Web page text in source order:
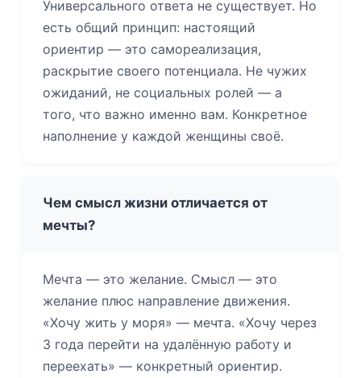
Универсального ответа не существует. Но
есть общий принцип: настоящий
ориентир — это самореализация,
раскрытие своего потенциала. Не чужих
ожиданий, не социальных ролей — а
того, что важно именно вам. Конкретное
наполнение у каждой женщины своё.
Чем смысл жизни отличается от
мечты?
Мечта — это желание. Смысл — это
желание плюс направление движения.
«Хочу жить у моря» — мечта. «Хочу через
3 года перейти на удалённую работу и
переехать» — конкретный ориентир.